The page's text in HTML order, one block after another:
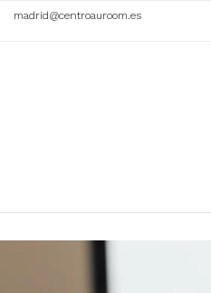
madrid@centroauroom.es